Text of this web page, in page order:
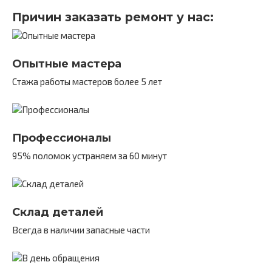
Причин заказать ремонт у нас:
Опытные мастера
Стажа работы мастеров более 5 лет
Профессионалы
95% поломок устраняем за 60 минут
Склад деталей
Всегда в наличии запасные части